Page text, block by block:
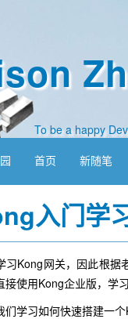
To be a happy
首页 新随笔
入门学
习Kong网关，因此根据
接使用Kong企业版，学
们学习如何快速搭建一个